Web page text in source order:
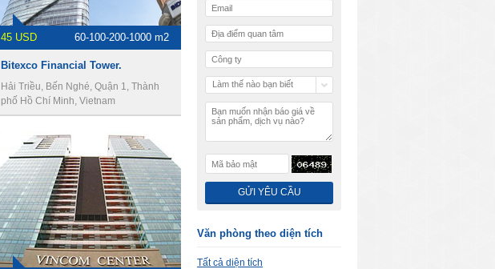
45 USD 60-100-200-1000 m2
Bitexco Financial Tower.
Hải Triều, Bến Nghé, Quận 1, Thành
phố Hồ Chí Minh, Vietnam
Làm thế nào bạn biết
Văn phòng theo diện tích
Tất cả diện tích